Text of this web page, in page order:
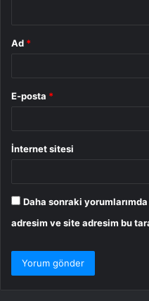
Ad *
E-posta *
İnternet sitesi
Daha sonraki
adresim ve site adresim bu